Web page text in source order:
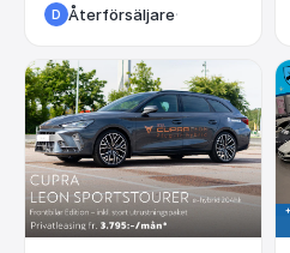
D Återförsäljare·